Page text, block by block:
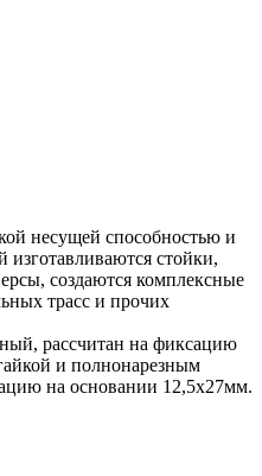
несущей способностью и
стойки,
создаются комплексные
трасс и прочих
рассчитан на фиксацию
и полнонарезным
на основании 12,5х27мм.